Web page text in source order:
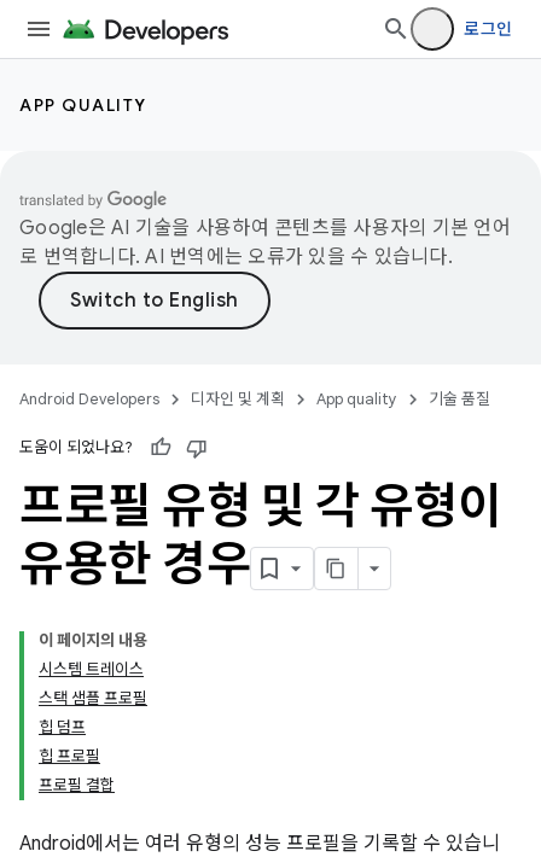
로그인
APP QUALITY
Google은 AI 기술을 사용하여 콘텐츠를 사용자의 기본 언어
로 번역합니다. AI 번역에는 오류가 있을 수 있습니다.
Android Developers 디자인 및 계획 App quality 기술 품질
도움이 되었나요?
프로필 유형 및 각 유형이
유용한 경우
이 페이지의 내용
시스템 트레이스
스택 샘플 프로필
힙 덤프
힙 프로필
프로필 결합
Android에서는 여러 유형의 성능 프로필을 기록할 수 있습니